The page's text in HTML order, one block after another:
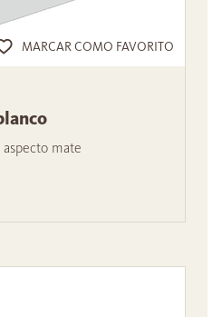
MARCAR COMO FAVORITO
mate